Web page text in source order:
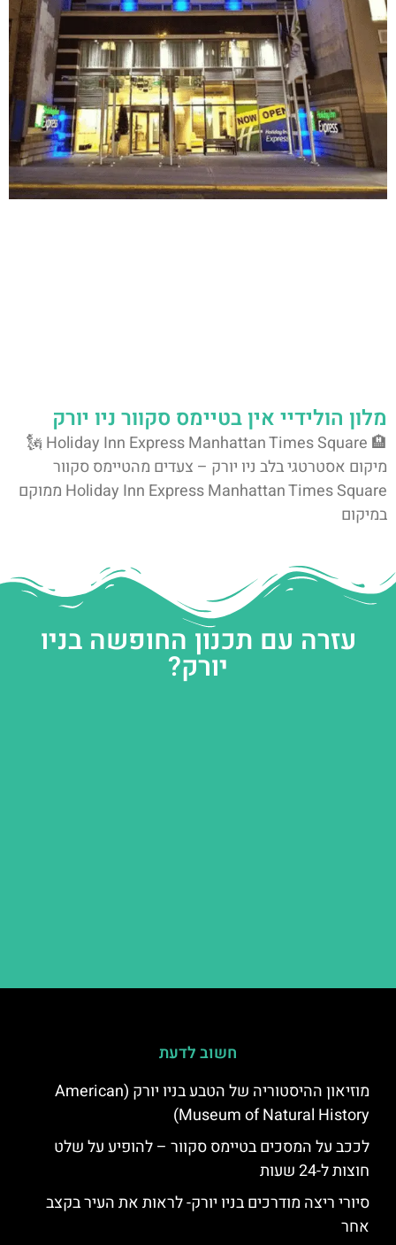
מלון הולידיי אין בטיימס סקוור ניו יורק
🏨 Holiday Inn Express Manhattan Times Square 🗽
מיקום אסטרטגי בלב ניו יורק – צעדים מהטיימס סקוור
Holiday Inn Express Manhattan Times Square ממוקם
במיקום
עזרה עם תכנון החופשה בניו
יורק?
חשוב לדעת
מוזיאון ההיסטוריה של הטבע בניו יורק (American
Museum of Natural History)
לככב על המסכים בטיימס סקוור – להופיע על שלט
חוצות ל-24 שעות
סיורי ריצה מודרכים בניו יורק- לראות את העיר בקצב
אחר